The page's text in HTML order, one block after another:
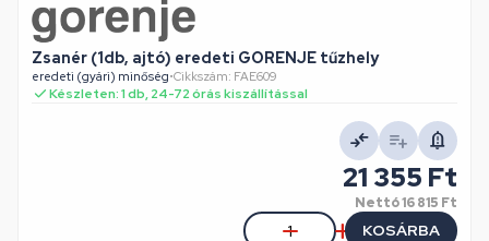
Zsanér (1db, ajtó) eredeti GORENJE tűzhely
eredeti (gyári) minőség•Cikkszám: FAE609
Készleten: 1 db, 24-72 órás kiszállítással
21 355 Ft
Nettó16 815 Ft
KOSÁRBA